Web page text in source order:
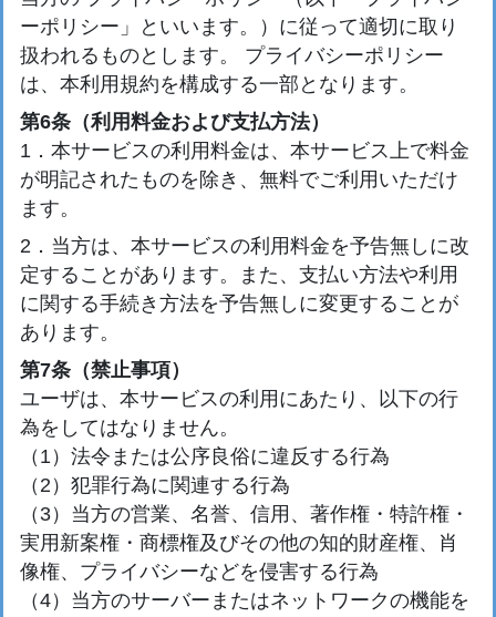
ーポリシー」といいます。）に従って適切に取り
扱われるものとします。 プライバシーポリシー
は、本利用規約を構成する一部となります。
第6条（利用料金および支払方法）
1．本サービスの利用料金は、本サービス上で料金
が明記されたものを除き、無料でご利用いただけ
ます。
2．当方は、本サービスの利用料金を予告無しに改
定することがあります。また、支払い方法や利用
に関する手続き方法を予告無しに変更することが
あります。
第7条（禁止事項）
ユーザは、本サービスの利用にあたり、以下の行
為をしてはなりません。
（1）法令または公序良俗に違反する行為
（2）犯罪行為に関連する行為
（3）当方の営業、名誉、信用、著作権・特許権・
実用新案権・商標権及びその他の知的財産権、肖
像権、プライバシーなどを侵害する行為
（4）当方のサーバーまたはネットワークの機能を